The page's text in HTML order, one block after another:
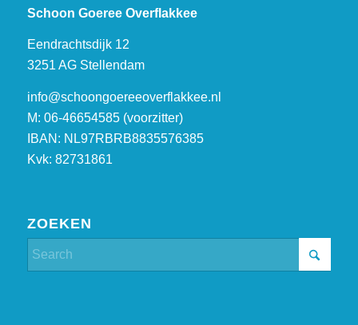
Schoon Goeree Overflakkee
Eendrachtsdijk 12
3251 AG Stellendam
info@schoongoereeoverflakkee.nl
M: 06-46654585 (voorzitter)
IBAN: NL97RBRB8835576385
Kvk: 82731861
ZOEKEN